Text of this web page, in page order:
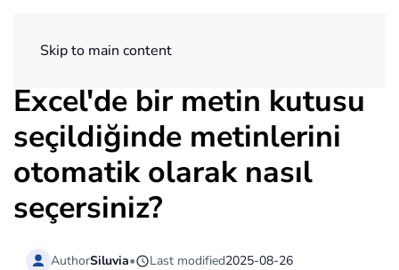
Skip to main content
Excel'de bir metin kutusu
seçildiğinde metinlerini
otomatik olarak nasıl
seçersiniz?
AuthorSiluvia• Last modified2025-08-26